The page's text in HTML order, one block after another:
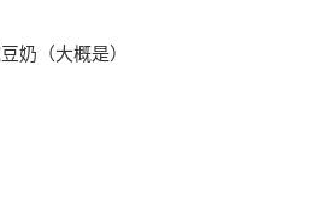
奶（大概是）